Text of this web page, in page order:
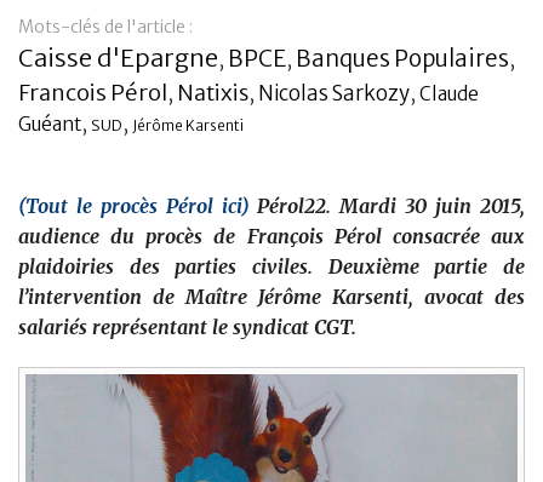
Mots-clés de l'article :
Caisse d'Epargne, BPCE, Banques Populaires,
Francois Pérol, Natixis, Nicolas Sarkozy, Claude
Guéant, SUD, Jérôme Karsenti
(Tout le procès Pérol ici) Pérol22. Mardi 30 juin 2015,
audience du procès de François Pérol consacrée aux
plaidoiries des parties civiles. Deuxième partie de
l’intervention de Maître Jérôme Karsenti, avocat des
salariés représentant le syndicat CGT.